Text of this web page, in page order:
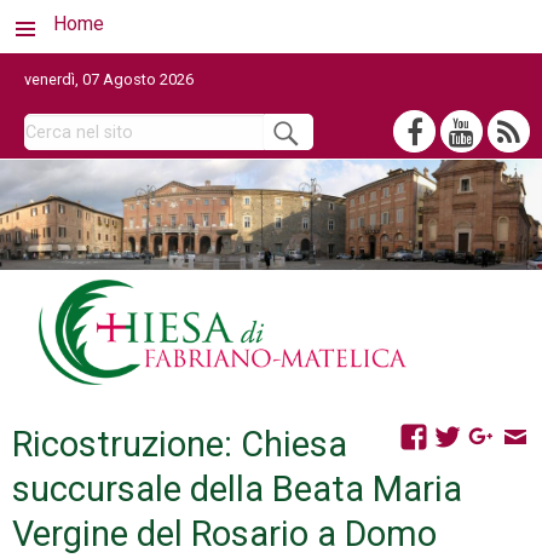
Home
venerdì, 07 Agosto 2026
Ricostruzione: Chiesa
succursale della Beata Maria
Vergine del Rosario a Domo